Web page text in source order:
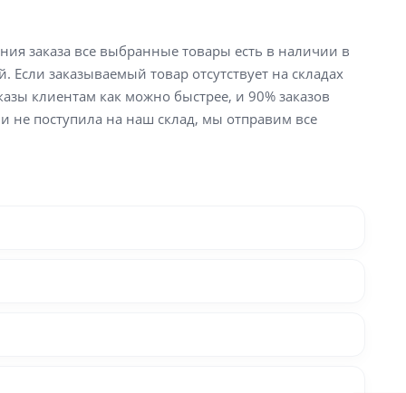
заказа все выбранные товары есть в наличии в
заказываемый товар отсутствует на складах
клиентам как можно быстрее, и 90% заказов
не поступила на наш склад, мы отправим все